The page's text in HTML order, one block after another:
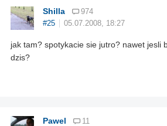
Shilla
974
#25
05.07.2008, 18:27
jak tam? spotykacie sie jutro? nawet jesli
dzis?
Pawel
11